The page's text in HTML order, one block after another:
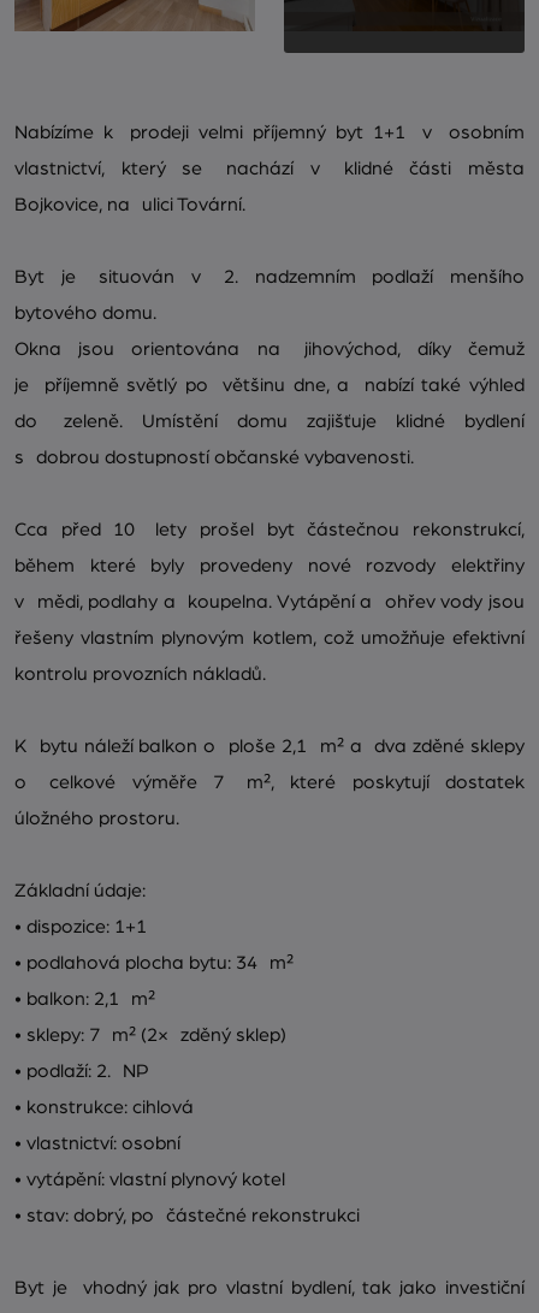
Nabízíme k prodeji velmi příjemný byt 1+1 v osobním
vlastnictví, který se nachází v klidné části města
Bojkovice, na ulici Tovární.
Byt je situován v 2. nadzemním podlaží menšího
bytového domu.
Okna jsou orientována na jihovýchod, díky čemuž
je příjemně světlý po většinu dne, a nabízí také výhled
do zeleně. Umístění domu zajišťuje klidné bydlení
s dobrou dostupností občanské vybavenosti.
Cca před 10 lety prošel byt částečnou rekonstrukcí,
během které byly provedeny nové rozvody elektřiny
v mědi, podlahy a koupelna. Vytápění a ohřev vody jsou
řešeny vlastním plynovým kotlem, což umožňuje efektivní
kontrolu provozních nákladů.
K bytu náleží balkon o ploše 2,1 m² a dva zděné sklepy
o celkové výměře 7 m², které poskytují dostatek
úložného prostoru.
Základní údaje:
• dispozice: 1+1
• podlahová plocha bytu: 34 m²
• balkon: 2,1 m²
• sklepy: 7 m² (2× zděný sklep)
• podlaží: 2. NP
• konstrukce: cihlová
• vlastnictví: osobní
• vytápění: vlastní plynový kotel
• stav: dobrý, po částečné rekonstrukci
Byt je vhodný jak pro vlastní bydlení, tak jako investiční